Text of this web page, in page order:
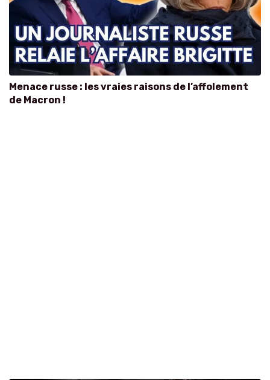
Menace russe : les vraies raisons de l’affolement
de Macron !